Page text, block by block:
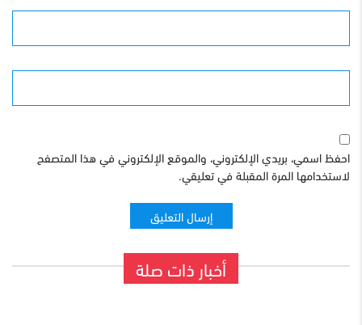
احفظ اسمي، بريدي الإلكتروني، والموقع الإلكتروني في هذا المتصفح
لاستخدامها المرة المقبلة في تعليقي.
أخبار ذات صلة